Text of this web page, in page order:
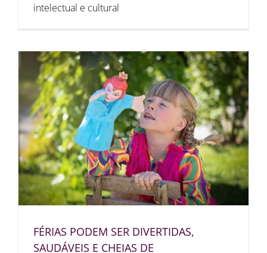
intelectual e cultural
FÉRIAS PODEM SER DIVERTIDAS,
SAUDÁVEIS E CHEIAS DE